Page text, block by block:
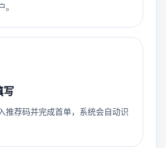
写
推荐码并完成首单，系统会自动识